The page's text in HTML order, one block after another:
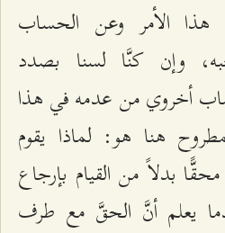
هذا الأمر وعن الحساب
وإن كنَّا لسنا بصدد
أخروي من عدمه في هذا
هنا هو: لماذا يقوم
بدلاً من القيام بإرجاع
يعلم أنَّ الحقَّ مع طرف